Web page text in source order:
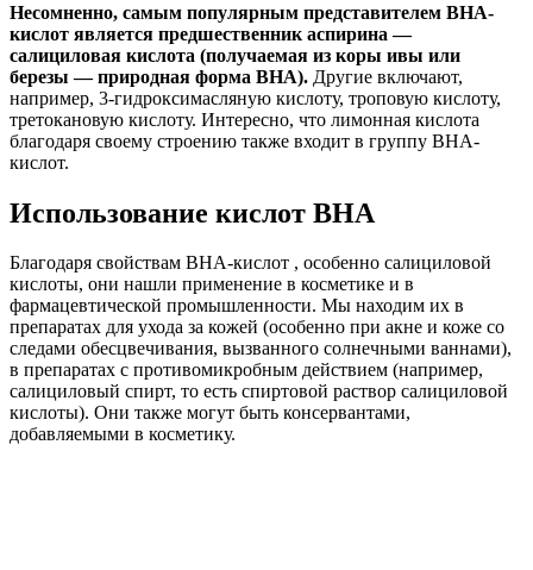
Несомненно, самым популярным представителем ВНА-
кислот является предшественник аспирина —
салициловая кислота (получаемая из коры ивы или
березы — природная форма ВНА). Другие включают,
например, 3-гидроксимасляную кислоту, троповую кислоту,
третокановую кислоту. Интересно, что лимонная кислота
благодаря своему строению также входит в группу BHA-
кислот.
Использование кислот BHA
Благодаря свойствам ВНА-кислот , особенно салициловой
кислоты, они нашли применение в косметике и в
фармацевтической промышленности. Мы находим их в
препаратах для ухода за кожей (особенно при акне и коже со
следами обесцвечивания, вызванного солнечными ваннами),
в препаратах с противомикробным действием (например,
салициловый спирт, то есть спиртовой раствор салициловой
кислоты). Они также могут быть консервантами,
добавляемыми в косметику.